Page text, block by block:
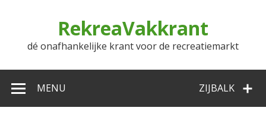
RekreaVakkrant
dé onafhankelijke krant voor de recreatiemarkt
ZIJBALK
MENU